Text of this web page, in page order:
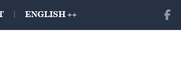
ENGLISH ++